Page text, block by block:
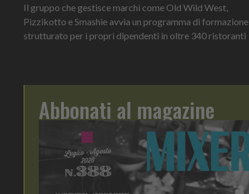
Il gruppo che gestisce marchi come Old Wild West,
Pizzikotto e Smashie avvia un programma di formazione
strutturato per i propri dipendenti in oltre 340 ristoranti
Abbonati al magazine